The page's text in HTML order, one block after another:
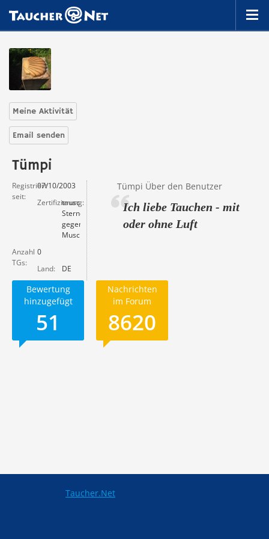
Meine Aktivität
Email senden
Tümpi
Tümpi Über den Benutzer
Ich liebe Tauchen - mit
oder ohne Luft
Registriert
seit
07/10/2003
Zertifizierung
tausche
Sterne
gegen
Muscheln
Anzahl
TGs
0
Land
DE
Bewertung
hinzugefügt
51
Nachrichten
im Forum
8620
Taucher.Net